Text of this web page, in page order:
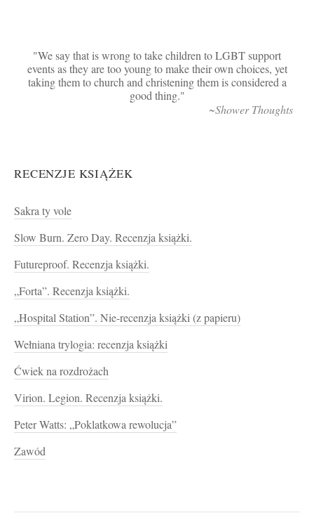
We say that is wrong to take children to LGBT support
events as they are too young to make their own choices, yet
taking them to church and christening them is considered a
good thing.
~Shower Thoughts
RECENZJE KSIĄŻEK
Sakra ty vole
Slow Burn. Zero Day. Recenzja książki.
Futureproof. Recenzja książki.
„Forta”. Recenzja książki.
„Hospital Station”. Nie-recenzja książki (z papieru)
Wełniana trylogia: recenzja książki
Ćwiek na rozdrożach
Virion. Legion. Recenzja książki.
Peter Watts: „Poklatkowa rewolucja”
Zawód